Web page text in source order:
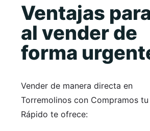
Ventajas
al vender de
forma
Vender de manera directa en
Torremolinos con Compramos tu
Rápido te ofrece: